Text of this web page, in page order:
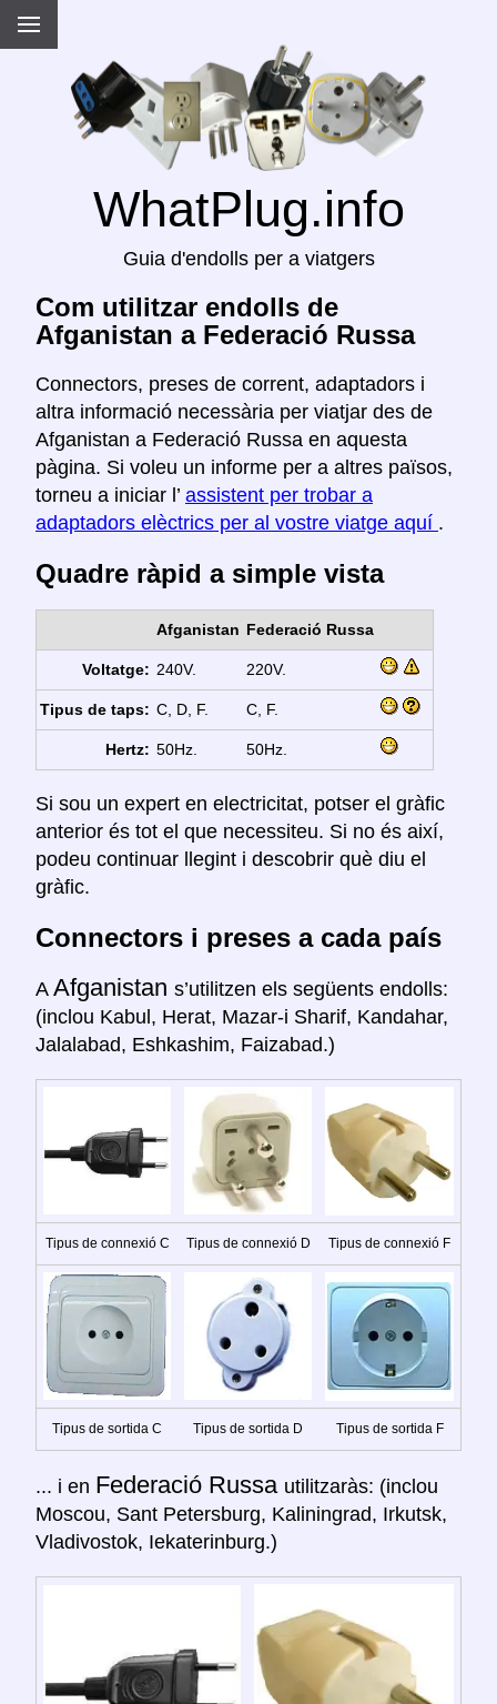
WhatPlug.info
Guia d'endolls per a viatgers
Com utilitzar endolls de
Afganistan a Federació Russa
Connectors, preses de corrent, adaptadors i
altra informació necessària per viatjar des de
Afganistan a Federació Russa en aquesta
pàgina. Si voleu un informe per a altres països,
torneu a iniciar l’ assistent per trobar a
adaptadors elèctrics per al vostre viatge aquí .
Quadre ràpid a simple vista
Afganistan Federació Russa
Voltatge: 240V. 220V.
Tipus de taps: C, D, F. C, F.
Hertz: 50Hz. 50Hz.
Si sou un expert en electricitat, potser el gràfic
anterior és tot el que necessiteu. Si no és així,
podeu continuar llegint i descobrir què diu el
gràfic.
Connectors i preses a cada país
A Afganistan s’utilitzen els següents endolls:
(inclou Kabul, Herat, Mazar-i Sharif, Kandahar,
Jalalabad, Eshkashim, Faizabad.)
Tipus de connexió C Tipus de connexió D Tipus de connexió F
Tipus de sortida C Tipus de sortida D Tipus de sortida F
... i en Federació Russa utilitzaràs: (inclou
Moscou, Sant Petersburg, Kaliningrad, Irkutsk,
Vladivostok, Iekaterinburg.)